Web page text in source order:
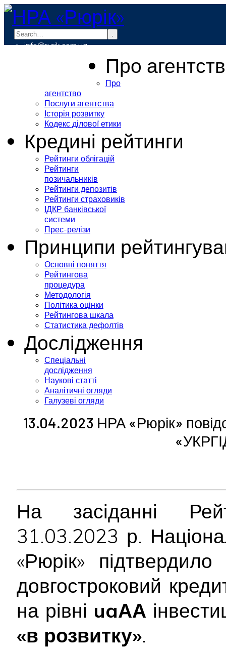
.
info@rurik.com.ua
Про
Про
агентство
Послуги агентства
Історія розвитку
Кодекс ділової етики
Кредині рейтинги
Рейтинги облігацій
Рейтинги
позичальників
Рейтинги депозитів
Рейтинги страховиків
ІДКР банківської
системи
Прес-релізи
Принципи
Основні поняття
Рейтингова
процедура
Методологія
Політика оцінки
Рейтингова шкала
Статистика дефолтів
Дослідження
Спеціальні
дослідження
Наукові статті
Аналітичні огляди
Галузеві огляди
13.04.2023 НРА «Рюрік»
На засіданні
31.03.2023 р.
«Рюрік»
довгостроковий
на рівні uaАА
«в розвитку».